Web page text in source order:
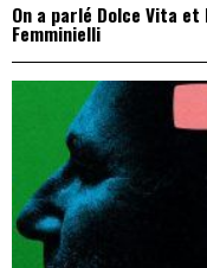
On a parlé Dolce Vita
Femminielli